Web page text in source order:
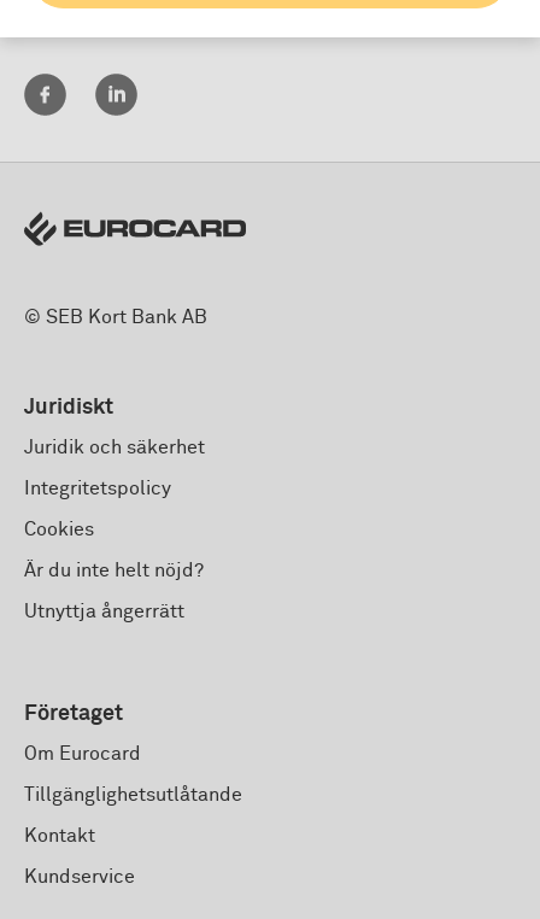
Land:
© SEB Kort Bank AB
Juridiskt
Juridik och säkerhet
Integritetspolicy
Cookies
Är du inte helt nöjd?
Utnyttja ångerrätt
Företaget
Om Eurocard
Tillgänglighetsutlåtande
Kontakt
Kundservice